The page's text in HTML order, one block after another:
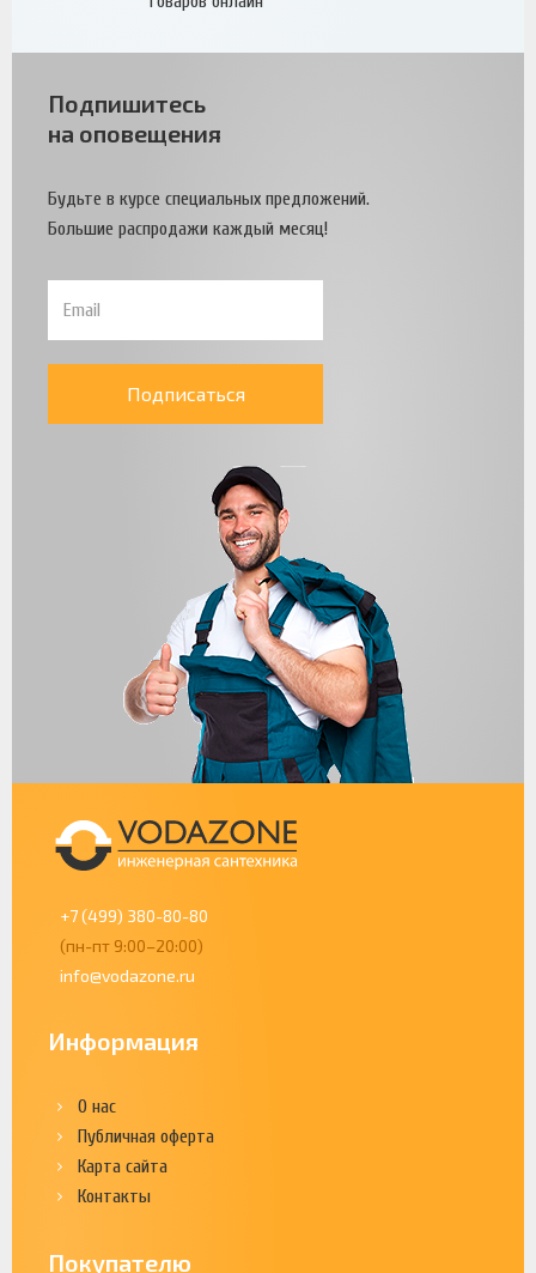
Подпишитесь
на оповещения
Будьте в курсе специальных предложений.
Большие распродажи каждый месяц!
Подписаться
+7 (499) 380-80-80
(пн-пт 9:00–20:00)
info@vodazone.ru
Информация
О нас
Публичная оферта
Карта сайта
Контакты
Покупателю